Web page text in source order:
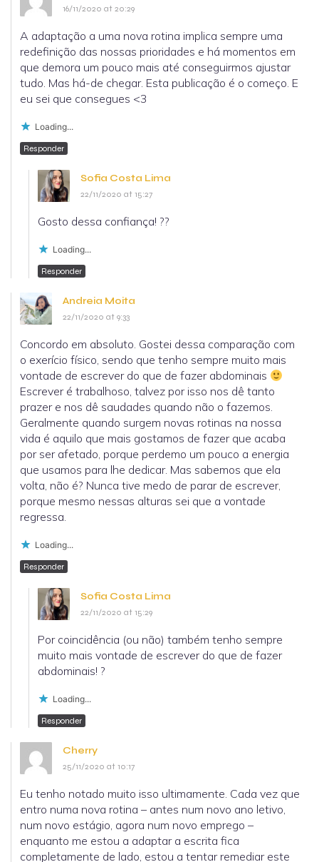
16/11/2020 at 20:29
A adaptação a uma nova rotina implica sempre uma
redefinição das nossas prioridades e há momentos em
que demora um pouco mais até conseguirmos ajustar
tudo. Mas há-de chegar. Esta publicação é o começo. E
eu sei que consegues <3
Loading...
Responder
Sofia Costa Lima
22/11/2020 at 15:27
Gosto dessa confiança! ??
Loading...
Responder
Andreia Moita
22/11/2020 at 9:33
Concordo em absoluto. Gostei dessa comparação com
o exerício físico, sendo que tenho sempre muito mais
vontade de escrever do que de fazer abdominais
Escrever é trabalhoso, talvez por isso nos dê tanto
prazer e nos dê saudades quando não o fazemos.
Geralmente quando surgem novas rotinas na nossa
vida é aquilo que mais gostamos de fazer que acaba
por ser afetado, porque perdemo um pouco a energia
que usamos para lhe dedicar. Mas sabemos que ela
volta, não é? Nunca tive medo de parar de escrever,
porque mesmo nessas alturas sei que a vontade
regressa.
Loading...
Responder
Sofia Costa Lima
22/11/2020 at 15:29
Por coincidência (ou não) também tenho sempre
muito mais vontade de escrever do que de fazer
abdominais! ?
Loading...
Responder
Cherry
25/11/2020 at 10:17
Eu tenho notado muito isso ultimamente. Cada vez que
entro numa nova rotina – antes num novo ano letivo,
num novo estágio, agora num novo emprego –
enquanto me estou a adaptar a escrita fica
completamente de lado, estou a tentar remediar este